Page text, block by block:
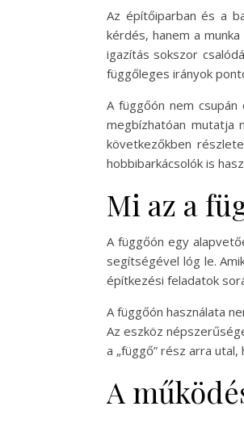
Az építőiparban és a
kérdés, hanem a
igazítás sokszor
függőleges irányok
A függőón nem
megbízhatóan mutatja
következőkben
hobbibarkácsolók is
Mi az a
A függőón egy
segítségével lóg le.
építkezési feladatok
A függőón használata
Az eszköz
a „függő” rész arra
A